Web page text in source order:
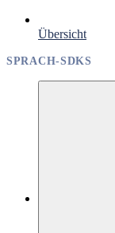
Übersicht
SPRACH-SDKS